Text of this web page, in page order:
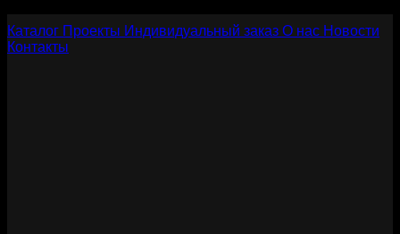
Каталог Проекты Индивидуальный заказ О нас Новости
Контакты